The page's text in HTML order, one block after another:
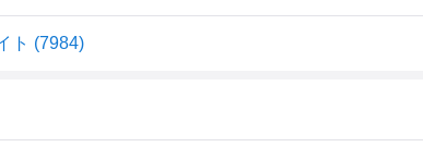
ト (7984)